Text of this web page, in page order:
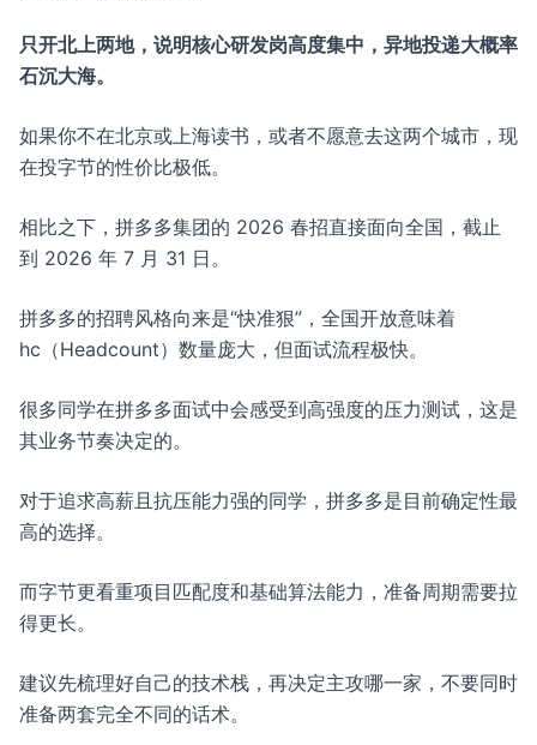
只开北上两地，说明核心研发岗高度集中，异地投递大概率
石沉大海。
如果你不在北京或上海读书，或者不愿意去这两个城市，现
在投字节的性价比极低。
相比之下，拼多多集团的 2026 春招直接面向全国，截止
到 2026 年 7 月 31 日。
拼多多的招聘风格向来是“快准狠”，全国开放意味着
hc（Headcount）数量庞大，但面试流程极快。
很多同学在拼多多面试中会感受到高强度的压力测试，这是
其业务节奏决定的。
对于追求高薪且抗压能力强的同学，拼多多是目前确定性最
高的选择。
而字节更看重项目匹配度和基础算法能力，准备周期需要拉
得更长。
建议先梳理好自己的技术栈，再决定主攻哪一家，不要同时
准备两套完全不同的话术。